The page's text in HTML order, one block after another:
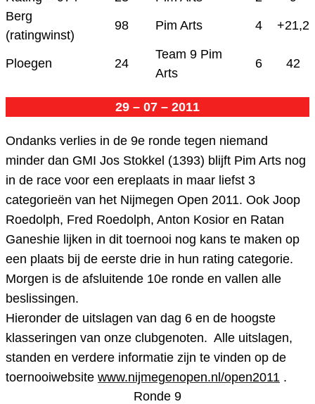
Berg
(ratingwinst)
98 Pim Arts 4 +21,2
Ploegen 24
Team 9 Pim
Arts
6 42
29 – 07 – 2011
Ondanks verlies in de 9e ronde tegen niemand
minder dan GMI Jos Stokkel (1393) blijft Pim Arts nog
in de race voor een ereplaats in maar liefst 3
categorieën van het Nijmegen Open 2011. Ook Joop
Roedolph, Fred Roedolph, Anton Kosior en Ratan
Ganeshie lijken in dit toernooi nog kans te maken op
een plaats bij de eerste drie in hun rating categorie.
Morgen is de afsluitende 10e ronde en vallen alle
beslissingen.
Hieronder de uitslagen van dag 6 en de hoogste
klasseringen van onze clubgenoten. Alle uitslagen,
standen en verdere informatie zijn te vinden op de
toernooiwebsite www.nijmegenopen.nl/open2011 .
Ronde 9